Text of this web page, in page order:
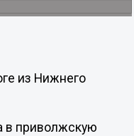
из Нижнего
в приволжскую